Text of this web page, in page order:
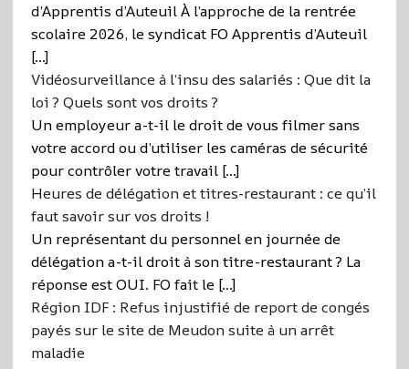
d’Apprentis d’Auteuil À l’approche de la rentrée
scolaire 2026, le syndicat FO Apprentis d’Auteuil
[…]
Vidéosurveillance à l’insu des salariés : Que dit la
loi ? Quels sont vos droits ?
Un employeur a-t-il le droit de vous filmer sans
votre accord ou d’utiliser les caméras de sécurité
pour contrôler votre travail […]
Heures de délégation et titres-restaurant : ce qu’il
faut savoir sur vos droits !
Un représentant du personnel en journée de
délégation a-t-il droit à son titre-restaurant ? La
réponse est OUI. FO fait le […]
Région IDF : Refus injustifié de report de congés
payés sur le site de Meudon suite à un arrêt
maladie